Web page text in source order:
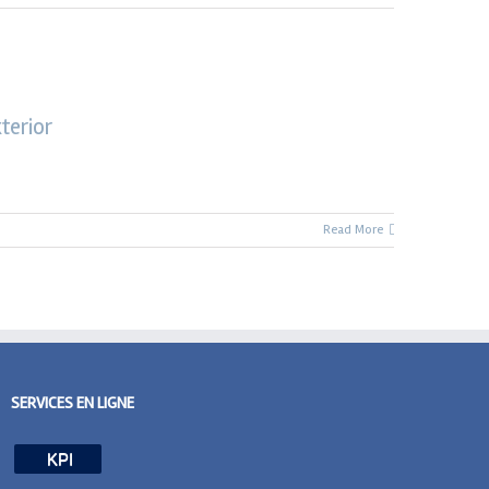
Read More
SERVICES EN LIGNE
KPI